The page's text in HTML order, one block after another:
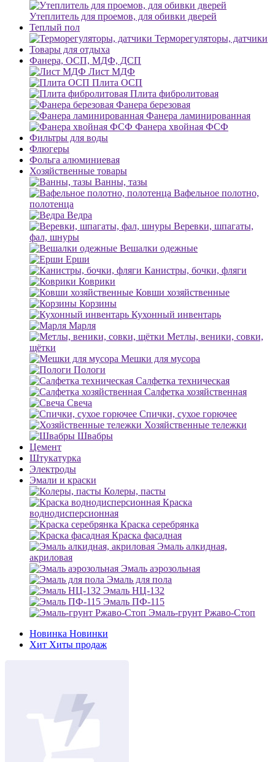
Утеплитель для проемов, для обивки дверей
Теплый пол
Терморегуляторы, датчики
Товары для отдыха
Фанера, ОСП, МДФ, ДСП
Лист МДФ
Плита ОСП
Плита фибролитовая
Фанера березовая
Фанера ламинированная
Фанера хвойная ФСФ
Фильтры для воды
Флюгеры
Фольга алюминиевая
Хозяйственные товары
Ванны, тазы
Вафельное полотно,
полотенца
Ведра
Веревки, шпагаты,
фал, шнуры
Вешалки одежные
Ерши
Канистры, бочки, фляги
Коврики
Ковши хозяйственные
Корзины
Кухонный инвентарь
Марля
Метлы, веники, совки,
щётки
Мешки для мусора
Пологи
Салфетка техническая
Салфетка хозяйственная
Свеча
Спички, сухое горючее
Хозяйственные тележки
Швабры
Цемент
Штукатурка
Электроды
Эмали и краски
Колеры, пасты
Краска
воднодисперсионная
Краска серебрянка
Краска фасадная
Эмаль алкидная,
акриловая
Эмаль аэрозольная
Эмаль для пола
Эмаль НЦ-132
Эмаль ПФ-115
Эмаль-грунт Ржаво-Стоп
Новинка Новинки
Хит Хиты продаж